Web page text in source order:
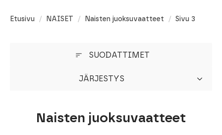
Etusivu NAISET Naisten juoksuvaatteet Sivu 3
SUODATTIMET
JÄRJESTYS
Naisten juoksuvaatteet